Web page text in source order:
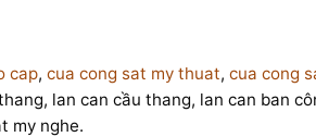
cap, cua cong sat my thuat, cua cong
lan can cầu thang, lan can ban
my nghe.